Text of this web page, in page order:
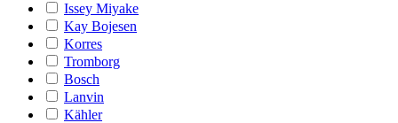
Issey Miyake
Kay Bojesen
Korres
Tromborg
Bosch
Lanvin
Kähler